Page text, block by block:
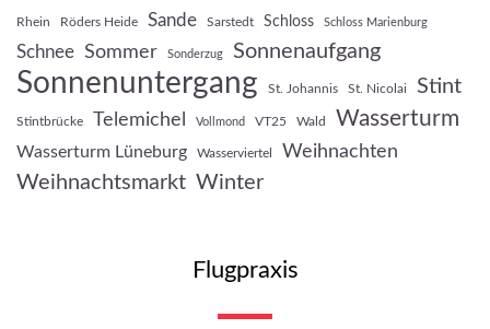
Rhein Röders Heide Sande Sarstedt Schloss Schloss Marienburg
Schnee Sommer Sonderzug Sonnenaufgang
Sonnenuntergang St. Johannis St. Nicolai Stint
Stintbrücke Telemichel Vollmond VT25 Wald Wasserturm
Wasserturm Lüneburg Wasserviertel Weihnachten
Weihnachtsmarkt Winter
Flugpraxis